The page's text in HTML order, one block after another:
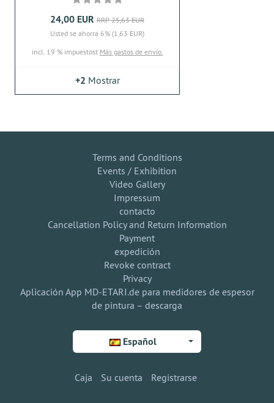
24,00 EUR RRP 25,63 EUR
Usted se ahorra 6% (1,63 EUR)
incl. 19 % impuestost Más gastos de envío.
+2 Mostrar
Terms and Conditions
Events / Exhibition
Video Gallery
Impressum
contacto
Cancellation Policy and Return Information
Payment
expedición
Revoke contract
Privacy
Aplicación App MD-ETARI.de para medidores de espesor
de pintura – descarga
Español
Caja Su cuenta Registrarse